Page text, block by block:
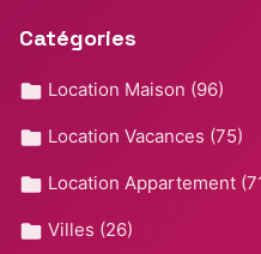
Catégories
Location Maison (96)
Location Vacances (75)
Location Appartement
Villes (26)